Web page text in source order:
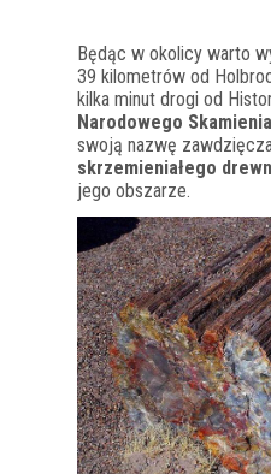
Będąc w okolicy warto
39 kilometrów od
kilka minut drogi od
Narodowego
swoją nazwę
skrzemieniałego
jego obszarze.